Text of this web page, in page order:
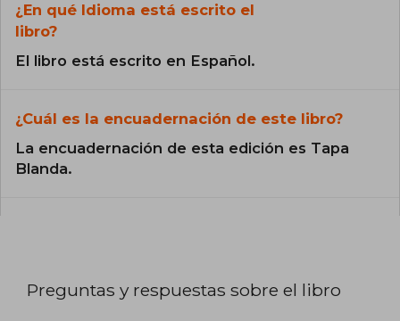
¿En qué Idioma está escrito el
libro?
El libro está escrito en Español.
¿Cuál es la encuadernación de este libro?
La encuadernación de esta edición es Tapa
Blanda.
Preguntas y respuestas sobre el libro